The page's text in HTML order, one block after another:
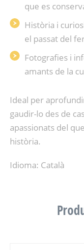
que es
Història i
el passat del
Fotografies i
amants de la
Ideal per
gaudir-lo des de
apassionats del
història.
Idioma: Català